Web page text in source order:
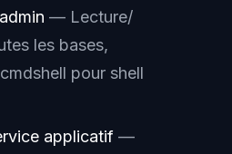
— Lecture/
les bases,
pour shell
applicatif —